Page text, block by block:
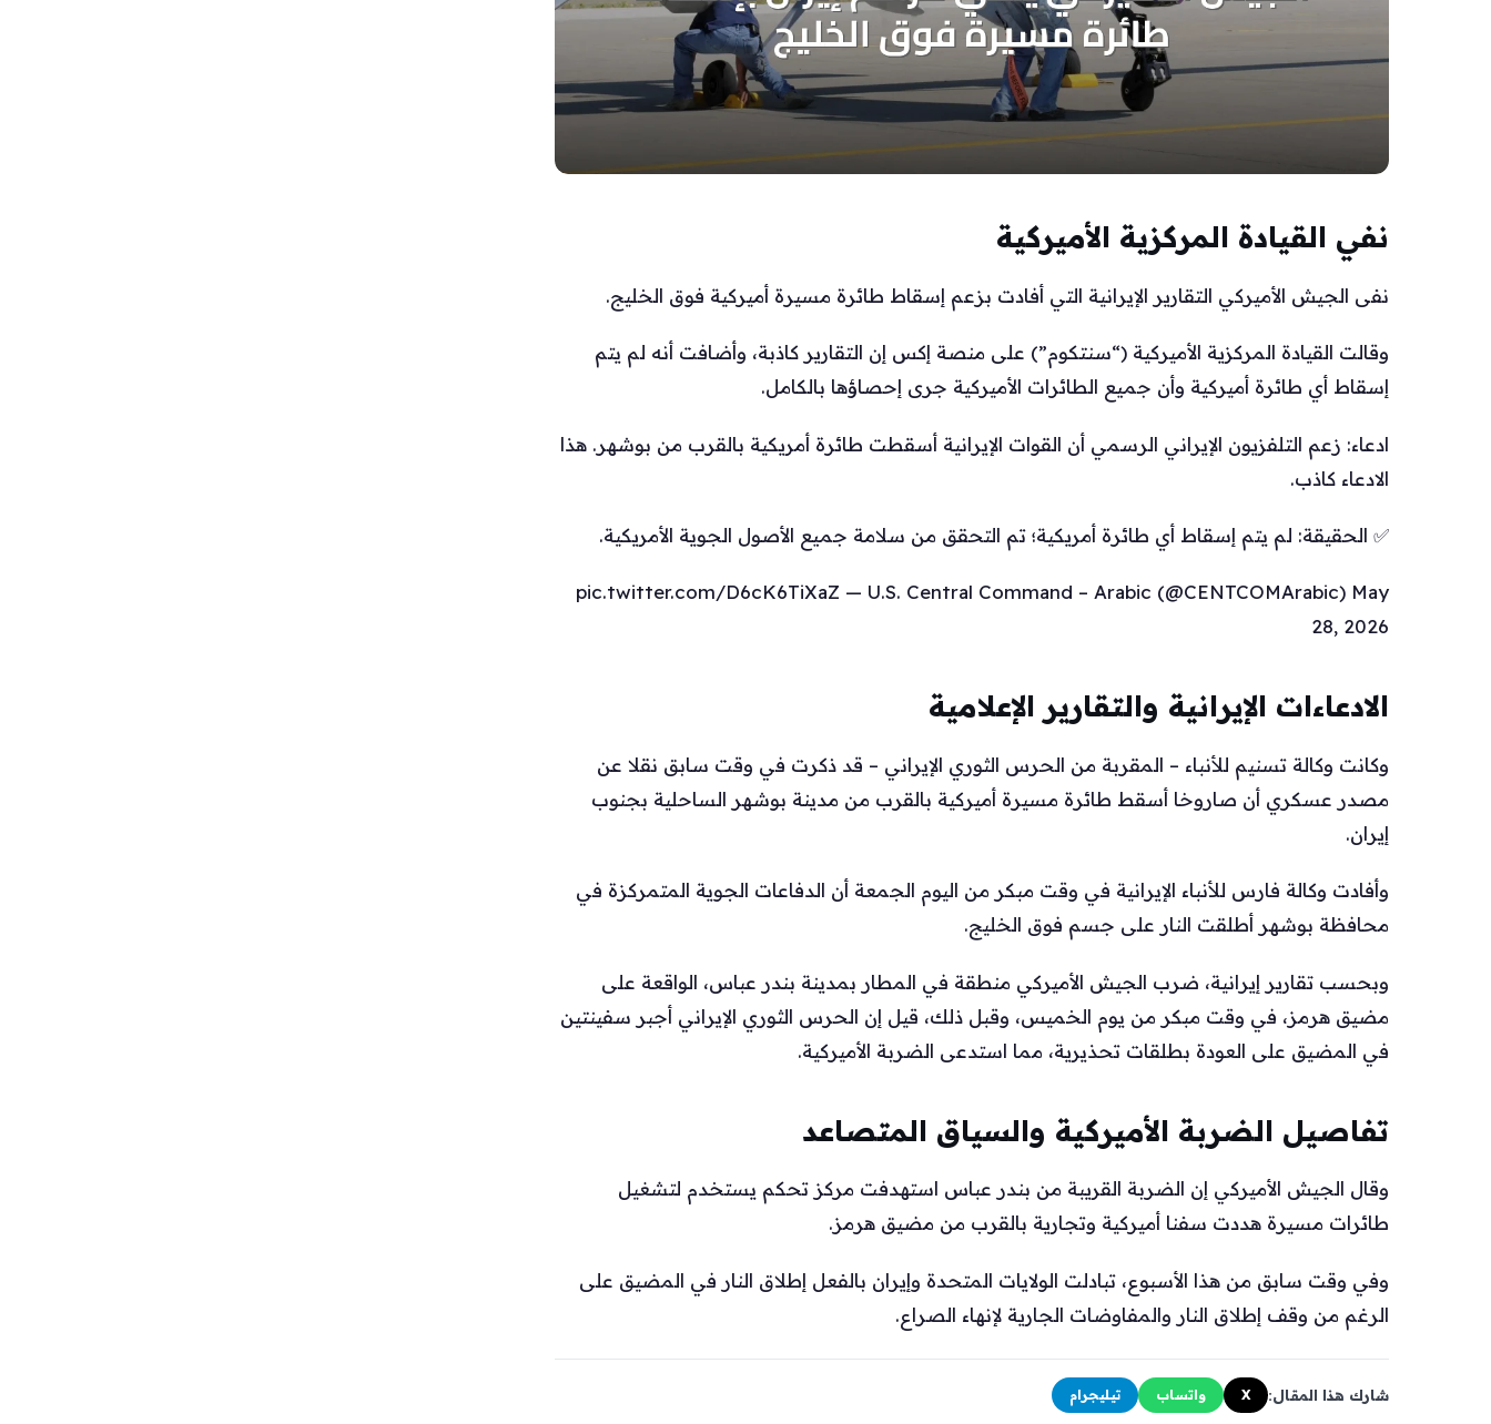
نفي القيادة المركزية الأميركية
نفى الجيش الأميركي التقارير الإيرانية التي أفادت بزعم إسقاط طائرة مسيرة أميركية فوق الخليج.
وقالت القيادة المركزية الأميركية (“سنتكوم”) على منصة إكس إن التقارير كاذبة، وأضافت أنه لم يتم
إسقاط أي طائرة أميركية وأن جميع الطائرات الأميركية جرى إحصاؤها بالكامل.
ادعاء: زعم التلفزيون الإيراني الرسمي أن القوات الإيرانية أسقطت طائرة أمريكية بالقرب من بوشهر. هذا
الادعاء كاذب.
✅ الحقيقة: لم يتم إسقاط أي طائرة أمريكية؛ تم التحقق من سلامة جميع الأصول الجوية الأمريكية.
pic.twitter.com/D6cK6TiXaZ — U.S. Central Command – Arabic (@CENTCOMArabic) May
28, 2026
الادعاءات الإيرانية والتقارير الإعلامية
وكانت وكالة تسنيم للأنباء – المقربة من الحرس الثوري الإيراني – قد ذكرت في وقت سابق نقلا عن
مصدر عسكري أن صاروخا أسقط طائرة مسيرة أميركية بالقرب من مدينة بوشهر الساحلية بجنوب
إيران.
وأفادت وكالة فارس للأنباء الإيرانية في وقت مبكر من اليوم الجمعة أن الدفاعات الجوية المتمركزة في
محافظة بوشهر أطلقت النار على جسم فوق الخليج.
وبحسب تقارير إيرانية، ضرب الجيش الأميركي منطقة في المطار بمدينة بندر عباس، الواقعة على
مضيق هرمز، في وقت مبكر من يوم الخميس، وقبل ذلك، قيل إن الحرس الثوري الإيراني أجبر سفينتين
في المضيق على العودة بطلقات تحذيرية، مما استدعى الضربة الأميركية.
تفاصيل الضربة الأميركية والسياق المتصاعد
وقال الجيش الأميركي إن الضربة القريبة من بندر عباس استهدفت مركز تحكم يستخدم لتشغيل
طائرات مسيرة هددت سفنا أميركية وتجارية بالقرب من مضيق هرمز.
وفي وقت سابق من هذا الأسبوع، تبادلت الولايات المتحدة وإيران بالفعل إطلاق النار في المضيق على
الرغم من وقف إطلاق النار والمفاوضات الجارية لإنهاء الصراع.
شارك هذا المقال: X واتساب تيليجرام